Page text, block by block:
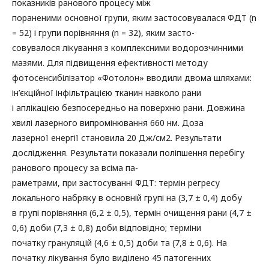
показників ранового процесу між
пораненими основної групи, яким застосовувалася ФДТ (n
= 52) і групи порівняння (n = 32), яким засто-
совувалося лікування з комплексними водорозчинними
мазями. Для підвищення ефективності методу
фотосенсибілізатор «Фотолон» вводили двома шляхами:
ін’єкційної інфільтрацією тканин навколо рани
і аплікацією безпосередньо на поверхню рани. Довжина
хвилі лазерного випромінювання 660 нм. Доза
лазерної енергії становила 20 Дж/см2. Результати
дослідження. Результати показали поліпшення перебігу
ранового процесу за всіма па-
раметрами, при застосуванні ФДТ: термін регресу
локального набряку в основній групі на (3,7 ± 0,4) добу
в групі порівняння (6,2 ± 0,5), термін очищення рани (4,7 ±
0,6) доби (7,3 ± 0,8) доби відповідно; терміни
початку грануляцій (4,6 ± 0,5) доби та (7,8 ± 0,6). На
початку лікування було виділено 45 патогенних